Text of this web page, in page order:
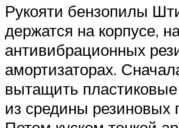
Рукояти бензопилы
держатся на корпусе,
антивибрационных
амортизаторах.
вытащить пластиковые
из средины резиновых